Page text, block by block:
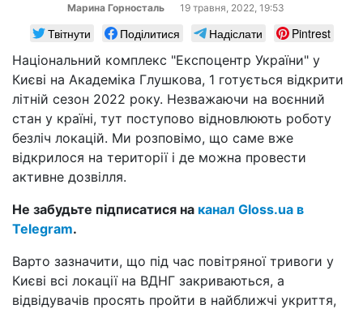
Марина Горносталь 19 травня, 2022, 19:53
Твітнути Поділитися Надіслати
Pintrest
Національний комплекс "Експоцентр України" у
Києві на Академіка Глушкова, 1 готується відкрити
літній сезон 2022 року. Незважаючи на воєнний
стан у країні, тут поступово відновлюють роботу
безліч локацій. Ми розповімо, що саме вже
відкрилося на території і де можна провести
активне дозвілля.
Не забудьте підписатися на канал Gloss.ua в
Telegram.
Варто зазначити, що під час повітряної тривоги у
Києві всі локації на ВДНГ закриваються, а
відвідувачів просять пройти в найближчі укриття,